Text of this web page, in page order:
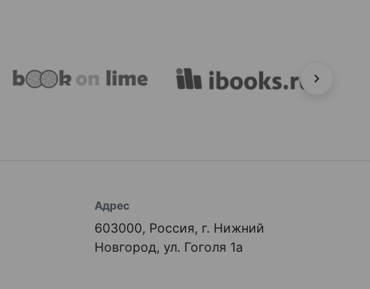
Адрес
603000, Россия, г. Нижний
Новгород, ул. Гоголя 1а